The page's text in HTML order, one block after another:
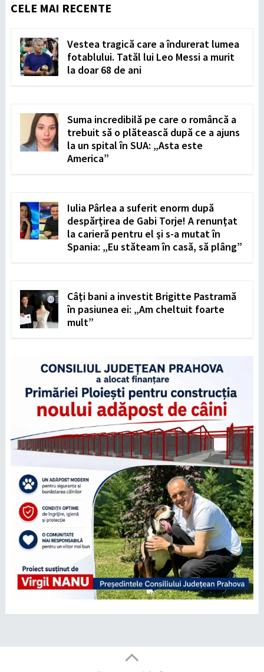
CELE MAI RECENTE
Vestea tragică care a îndurerat lumea
fotablului. Tatăl lui Leo Messi a murit
la doar 68 de ani
Suma incredibilă pe care o româncă a
trebuit să o plătească după ce a ajuns
la un spital în SUA: „Asta este
America”
Iulia Pârlea a suferit enorm după
despărțirea de Gabi Torje! A renunțat
la carieră pentru el și s-a mutat în
Spania: „Eu stăteam în casă, să plâng”
Câți bani a investit Brigitte Pastramă
în pasiunea ei: „Am cheltuit foarte
mult”